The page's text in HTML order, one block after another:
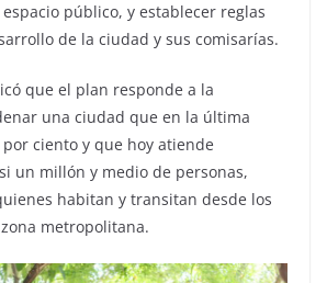
público, y establecer reglas
de la ciudad y sus comisarías.
que el plan responde a la
una ciudad que en la última
ciento y que hoy atiende
un millón y medio de personas,
habitan y transitan desde los
metropolitana.